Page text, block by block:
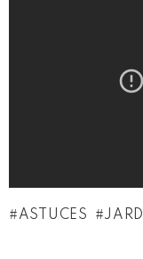
ASTUCES